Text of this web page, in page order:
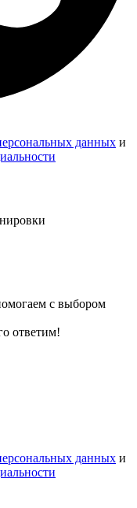
данных и
с выбором
ответим!
данных и